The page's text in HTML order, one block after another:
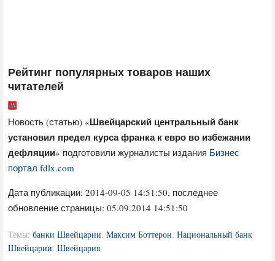
Рейтинг популярных товаров наших
читателей
Новость (статью) «Швейцарский центральный банк
установил предел курса франка к евро во избежании
дефляции» подготовили журналисты издания Бизнес
портал fdlx.com
Дата публикации:2014-09-05 14:51:50, последнее
обновление страницы: 05.09.2014 14:51:50
Темы:банки Швейцарии,Максим Боттерон,Национальный банк
Швейцарии,Швейцария